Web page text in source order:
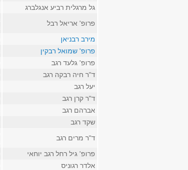
גל מרגלית רביע אנגלברג
פרופ' אריאל רבל
מירב רבניאן
פרופ' שמואל רבקין
פרופ' גלעד רגב
ד"ר חיה רבקה רגב
יעל רגב
ד"ר קרן רגב
אברהם רגב
שקד רגב
ד"ר מרים רגב
פרופ' גיל רחל רגב יוחאי
אלדר רגוניס